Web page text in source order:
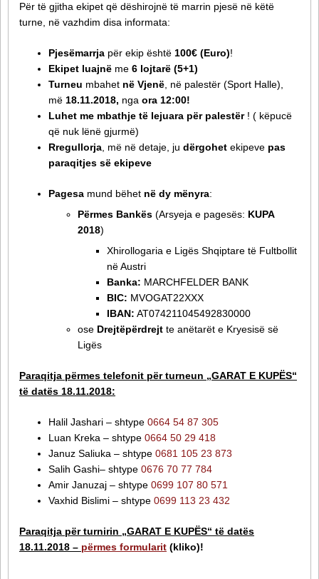
Për të gjitha ekipet që dëshirojnë të marrin pjesë në këtë
turne, në vazhdim disa informata:
Pjesëmarrjapër ekip është 100€ (Euro)!
Ekipet luajnëme 6 lojtarë (5+1)
Turneu mbahet në Vjenë, në palestër (Sport Halle),
më 18.11.2018, ngaora 12:00!
Luhet me mbathje të lejuara për palestër! ( këpucë
që nuk lënë gjurmë)
Rregullorja, më në detaje, ju dërgohetekipeve pas
paraqitjes së ekipeve
Pagesamund bëhet në dy mënyra:
Përmes Bankës(Arsyeja e pagesës: KUPA
2018)
Xhirollogaria e Ligës Shqiptare të Fultbollit
në Austri
Banka: MARCHFELDER BANK
BIC: MVOGAT22XXX
IBAN: AT074211045492830000
ose Drejtëpërdrejtte anëtarët e Kryesisë së
Ligës
Paraqitja përmes telefonit për turneun „GARAT E KUPËS“
të datës 18.11.2018:
Halil Jashari – shtype 0664 54 87 305
Luan Kreka – shtype 0664 50 29 418
Januz Saliuka – shtype 0681 105 23 873
Salih Gashi– shtype 0676 70 77 784
Amir Januzaj – shtype 0699 107 80 571
Vaxhid Bislimi – shtype 0699 113 23 432
Paraqitja për turnirin „GARAT E KUPËS“ të datës
18.11.2018 – përmes formularit (kliko)!